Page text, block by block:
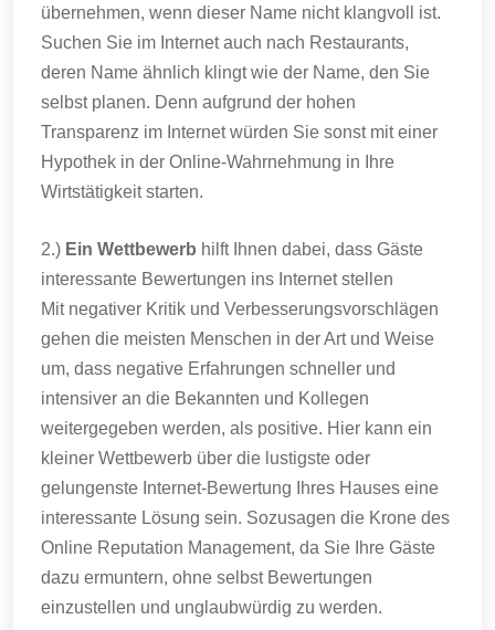
übernehmen, wenn dieser Name nicht klangvoll ist.
Suchen Sie im Internet auch nach Restaurants,
deren Name ähnlich klingt wie der Name, den Sie
selbst planen. Denn aufgrund der hohen
Transparenz im Internet würden Sie sonst mit einer
Hypothek in der Online-Wahrnehmung in Ihre
Wirtstätigkeit starten.
2.) Ein Wettbewerb hilft Ihnen dabei, dass Gäste
interessante Bewertungen ins Internet stellen
Mit negativer Kritik und Verbesserungsvorschlägen
gehen die meisten Menschen in der Art und Weise
um, dass negative Erfahrungen schneller und
intensiver an die Bekannten und Kollegen
weitergegeben werden, als positive. Hier kann ein
kleiner Wettbewerb über die lustigste oder
gelungenste Internet-Bewertung Ihres Hauses eine
interessante Lösung sein. Sozusagen die Krone des
Online Reputation Management, da Sie Ihre Gäste
dazu ermuntern, ohne selbst Bewertungen
einzustellen und unglaubwürdig zu werden.